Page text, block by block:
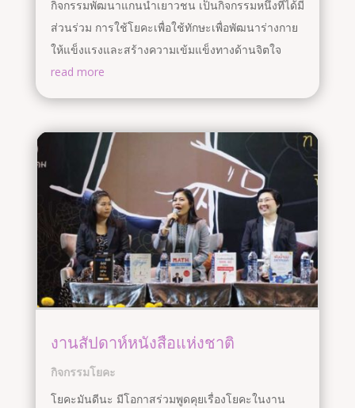
กิจกรรมพัฒนาแกนนำเยาวชน เป็นกิจกรรมหนึ่งที่ได้มี
ส่วนร่วม การใช้โยคะเพื่อใช้ทักษะเพื่อพัฒนาร่างกาย
ให้แข็งแรงและสร้างความเข้มแข็งทางด้านจิตใจ
read more
งานสัปดาห์หนังสือแห่งชาติ
กิจกรรมโยคะ
โยคะมันดีนะ มีโอกาสร่วมพูดคุยเรื่องโยคะในงาน